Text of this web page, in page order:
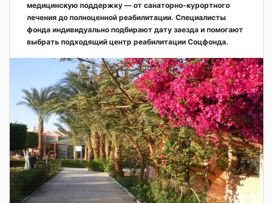
медицинскую поддержку — от санаторно-курортного
лечения до полноценной реабилитации. Специалисты
фонда индивидуально подбирают дату заезда и помогают
выбрать подходящий центр реабилитации Соцфонда.